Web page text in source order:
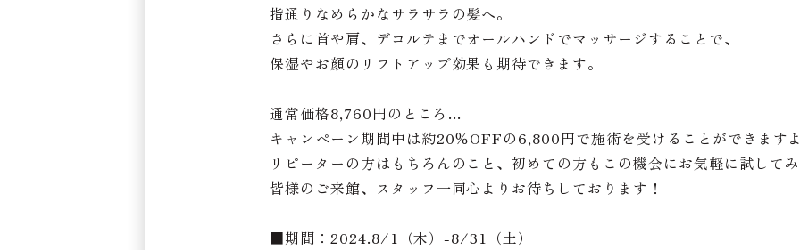
指通りなめらかなサラサラの髪へ。
さらに首や肩、デコルテまでオールハンドでマッサージすることで、
保湿やお顔のリフトアップ効果も期待できます。
通常価格8,760円のところ…
キャンペーン期間中は約20％OFFの6,800円で施術を受けることができます
リピーターの方はもちろんのこと、初めての方もこの機会にお気軽に試して
皆様のご来館、スタッフ一同心よりお待ちしております！
———————————————————————————
■期間：2024.8/1（木）-8/31（土）